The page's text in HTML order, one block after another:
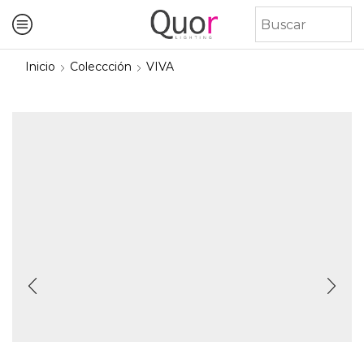
Inicio Coleccción VIVA